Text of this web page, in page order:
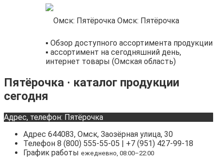
Омск: Пятёрочка
▪️ Обзор доступного ассортимента продукции
▪️ ассортимент на сегодняшний день,
интернет товары (Омская область)
Пятёрочка · каталог продукции
сегодня
Адрес, телефон: Пятёрочка
Адрес 644083, Омск, Заозёрная улица, 30
Телефон 8 (800) 555-55-05 | +7 (951) 427-99-18
График работы ежедневно, 08:00–22:00